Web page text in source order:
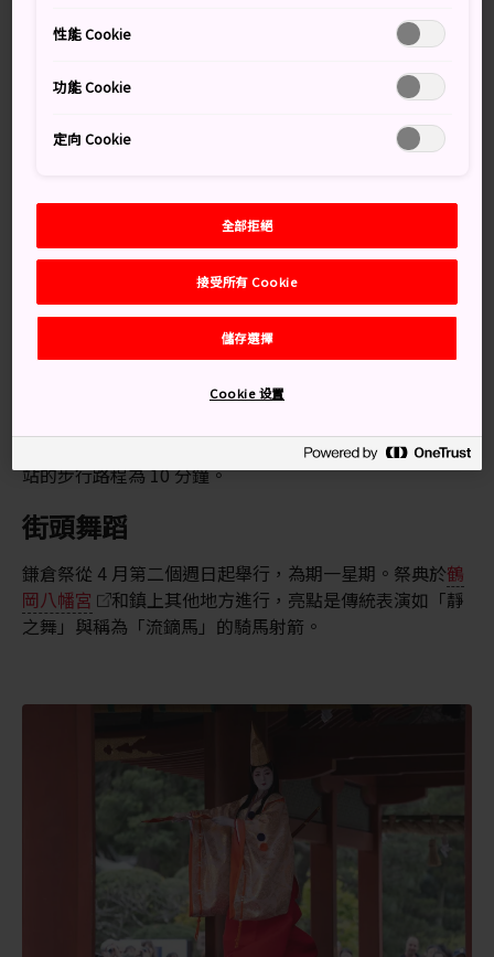
伴隨著舞蹈、音樂、流鏑馬，還有愛情悲劇，4 月中舉行
萬勿錯過
激盪人心的武士騎射比賽
交通方式
你可以乘搭電車，再走一小段路到達祭典場所。
為中心舉行，這座神社距離鎌倉
站的步行路程為 10 分鐘。
街頭舞蹈
鎌倉祭從 4 月第二個週日起舉行，為期一星期。祭典於鶴
岡八幡宮
和鎮上其他地方進行，亮點是傳統表演如「靜
之舞」與稱為「流鏑馬」的騎馬射箭。
性能 Cookie
功能 Cookie
定向 Cookie
全部拒絕
接受所有 Cookie
儲存選擇
Cookie 设置